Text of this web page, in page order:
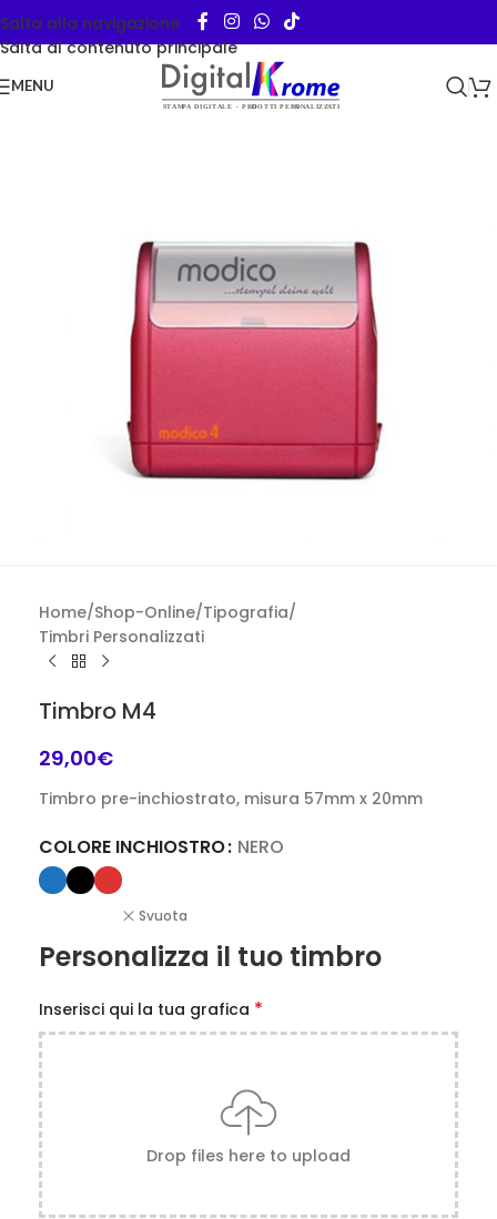
Salta alla navigazione
Salta al contenuto principale
MENU
Home/Shop-Online/Tipografia/
Timbri Personalizzati
Timbro M4
29,00€
Timbro pre-inchiostrato, misura 57mm x 20mm
COLORE INCHIOSTRO NERO
Svuota
Personalizza il tuo timbro
Inserisci qui la tua grafica *
Drop files here to upload